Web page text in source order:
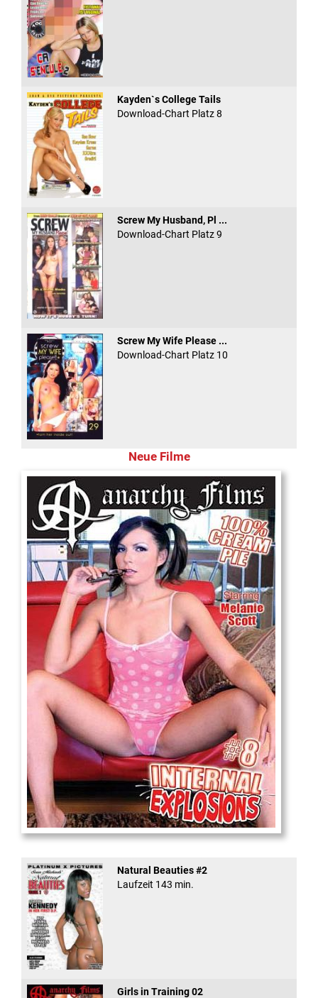
Kayden`s College Tails
Download-Chart Platz 8
Screw My Husband, Pl ...
Download-Chart Platz 9
Screw My Wife Please ...
Download-Chart Platz 10
Neue Filme
Internal Explosionen
Natural Beauties #2
Laufzeit 143 min.
Girls in Training 02